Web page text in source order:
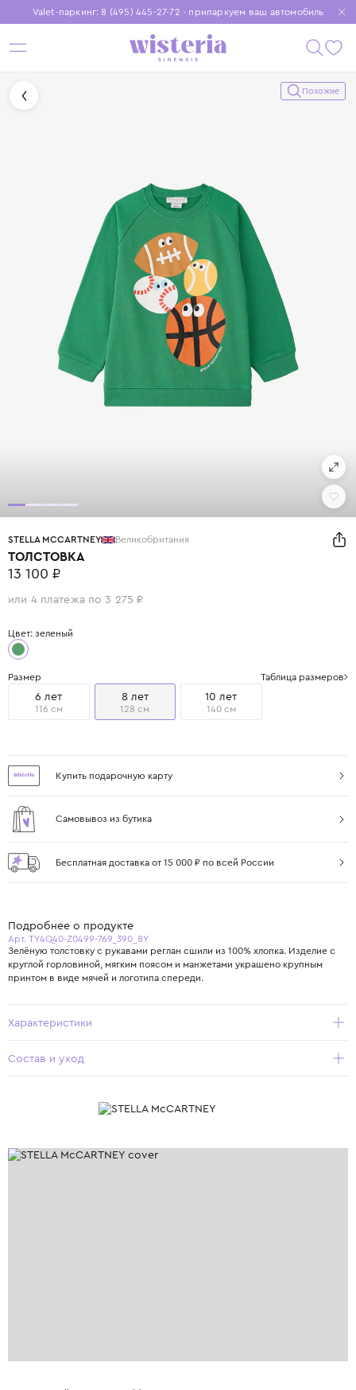
Valet-паркинг: 8 (495) 445-27-72 - припаркуем ваш автомобиль
Бесплатная доставка при заказе от 15 000 ₽
Установите приложение, чтобы покупки были еще удобнее
Похожие
STELLA MCCARTNEY Великобритания
ТОЛСТОВКА
13 100 ₽
или 4 платежа по 3 275 ₽
Цвет: зеленый
Размер Таблица размеров
6 лет
116 см
8 лет
128 см
10 лет
140 см
Купить подарочную карту
Самовывоз из бутика
Бесплатная доставка от 15 000 ₽ по всей России
Подробнее о продукте
Арт. TY4Q40-Z0499-769_390_8Y
Зелёную толстовку с рукавами реглан сшили из 100% хлопка. Изделие с
круглой горловиной, мягким поясом и манжетами украшено крупным
принтом в виде мячей и логотипа спереди.
Характеристики
Состав и уход